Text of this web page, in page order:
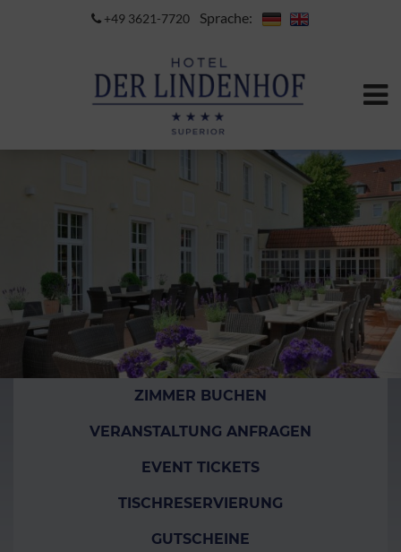
+49 3621-7720 Sprache:
ZIMMER BUCHEN
VERANSTALTUNG ANFRAGEN
EVENT TICKETS
TISCHRESERVIERUNG
GUTSCHEINE